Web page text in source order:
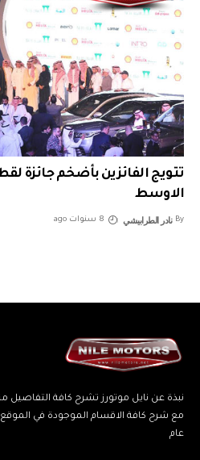
تتويج الفائزين بأضخم جائزة
الاوسط
By نادر الطرابيشي 8 سنوات ago
نبذة عن نايل موتورز تشرح كافة التفاصيل
مع شرح كافة الاقسام الموجودة في
عام